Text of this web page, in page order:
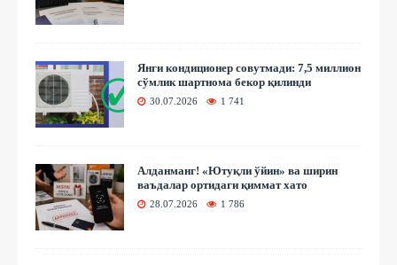
Янги кондиционер совутмади: 7,5 миллион
сўмлик шартнома бекор қилинди
30.07.2026 1 741
Алданманг! «Ютуқли ўйин» ва ширин
ваъдалар ортидаги қиммат хато
28.07.2026 1 786